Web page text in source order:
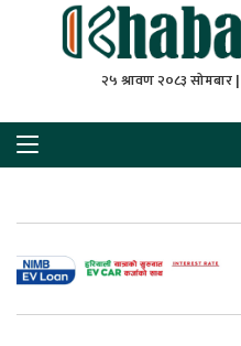
२५ श्रावण २०८३